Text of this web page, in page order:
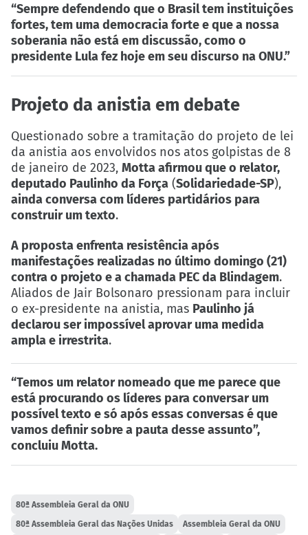
“Sempre defendendo que o Brasil tem instituições
fortes, tem uma democracia forte e que a nossa
soberania não está em discussão, como o
presidente Lula fez hoje em seu discurso na ONU.”
Projeto da anistia em debate
Questionado sobre a tramitação do projeto de lei
da anistia aos envolvidos nos atos golpistas de 8
de janeiro de 2023, Motta afirmou que o relator,
deputado Paulinho da Força (Solidariedade-SP),
ainda conversa com líderes partidários para
construir um texto.
A proposta enfrenta resistência após
manifestações realizadas no último domingo (21)
contra o projeto e a chamada PEC da Blindagem.
Aliados de Jair Bolsonaro pressionam para incluir
o ex-presidente na anistia, mas Paulinho já
declarou ser impossível aprovar uma medida
ampla e irrestrita.
“Temos um relator nomeado que me parece que
está procurando os líderes para conversar um
possível texto e só após essas conversas é que
vamos definir sobre a pauta desse assunto”,
concluiu Motta.
80ª Assembleia Geral da ONU
80ª Assembleia Geral das Nações Unidas Assembleia Geral da ONU